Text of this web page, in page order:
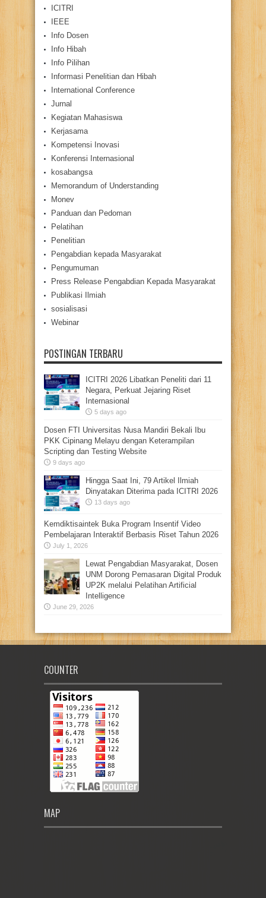
ICITRI
IEEE
Info Dosen
Info Hibah
Info Pilihan
Informasi Penelitian dan Hibah
International Conference
Jurnal
Kegiatan Mahasiswa
Kerjasama
Kompetensi Inovasi
Konferensi Internasional
kosabangsa
Memorandum of Understanding
Monev
Panduan dan Pedoman
Pelatihan
Penelitian
Pengabdian kepada Masyarakat
Pengumuman
Press Release Pengabdian Kepada Masyarakat
Publikasi Ilmiah
sosialisasi
Webinar
POSTINGAN TERBARU
ICITRI 2026 Libatkan Peneliti dari 11
Negara, Perkuat Jejaring Riset
Internasional
5 days ago
Dosen FTI Universitas Nusa Mandiri Bekali Ibu
PKK Cipinang Melayu dengan Keterampilan
Scripting dan Testing Website
9 days ago
Hingga Saat Ini, 79 Artikel Ilmiah
Dinyatakan Diterima pada ICITRI 2026
13 days ago
Kemdiktisaintek Buka Program Insentif Video
Pembelajaran Interaktif Berbasis Riset Tahun 2026
July 1, 2026
Lewat Pengabdian Masyarakat, Dosen
UNM Dorong Pemasaran Digital Produk
UP2K melalui Pelatihan Artificial
Intelligence
June 29, 2026
COUNTER
MAP